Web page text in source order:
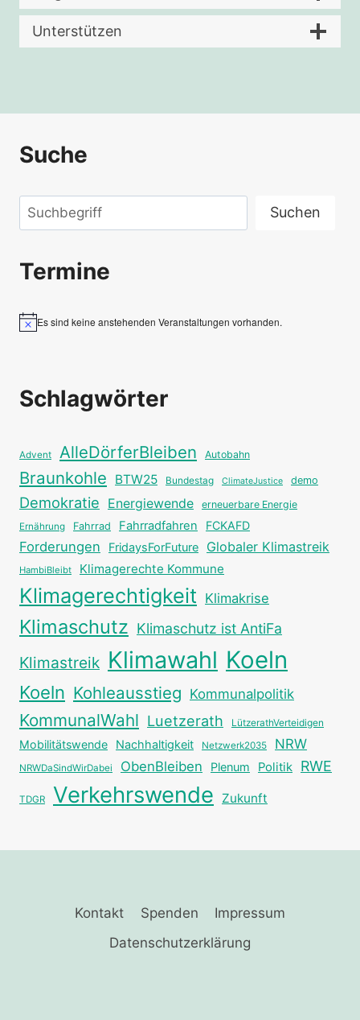
Unterstützen
Suche
Suchen Suchen
Termine
HinweisEs sind keine anstehenden Veranstaltungen vorhanden.
Schlagwörter
Advent AlleDörferBleiben Autobahn
Braunkohle BTW25 Bundestag ClimateJustice demo
Demokratie Energiewende erneuerbare Energie
Ernährung Fahrrad Fahrradfahren FCKAFD
Forderungen FridaysForFuture Globaler Klimastreik
HambiBleibt Klimagerechte Kommune
Klimagerechtigkeit Klimakrise
Klimaschutz Klimaschutz ist AntiFa
Klimastreik Klimawahl Koeln
Koeln Kohleausstieg Kommunalpolitik
KommunalWahl Luetzerath LützerathVerteidigen
Mobilitätswende Nachhaltigkeit Netzwerk2035 NRW
NRWDaSindWirDabei ObenBleiben Plenum Politik RWE
TDGR Verkehrswende Zukunft
Kontakt Spenden
Impressum
Datenschutzerklärung